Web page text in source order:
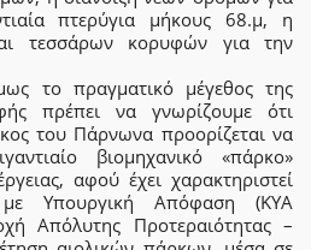
πτερύγια μήκους 68.μ, η
τεσσάρων κορυφών για την
το πραγματικό μέγεθος της
πρέπει να γνωρίζουμε ότι
του Πάρνωνα προορίζεται να
βιομηχανικό «πάρκο»
αφού έχει χαρακτηριστεί
Υπουργική Απόφαση (ΚΥΑ
Απόλυτης Προτεραιότητας –